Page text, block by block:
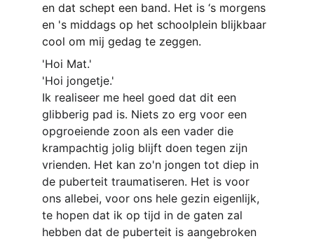
en dat schept een band. Het is ‘s morgens
en 's middags op het schoolplein blijkbaar
cool om mij gedag te zeggen.
'Hoi Mat.'
'Hoi jongetje.'
Ik realiseer me heel goed dat dit een
glibberig pad is. Niets zo erg voor een
opgroeiende zoon als een vader die
krampachtig jolig blijft doen tegen zijn
vrienden. Het kan zo'n jongen tot diep in
de puberteit traumatiseren. Het is voor
ons allebei, voor ons hele gezin eigenlijk,
te hopen dat ik op tijd in de gaten zal
hebben dat de puberteit is aangebroken